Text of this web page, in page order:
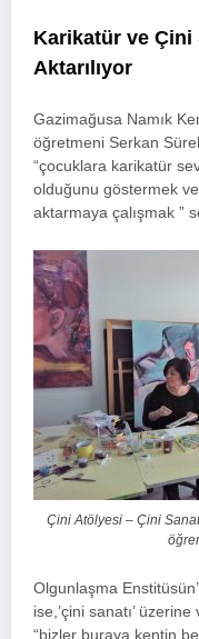
Karikatür ve Çini
Aktarılıyor
Gazimağusa Namık
öğretmeni Serkan
“çocuklara karikatür
olduğunu göstermek
aktarmaya çalışmak ”
Çini Atölyesi – Çini
Olgunlaşma
ise,’çini sanatı’
“bizler buraya kentin